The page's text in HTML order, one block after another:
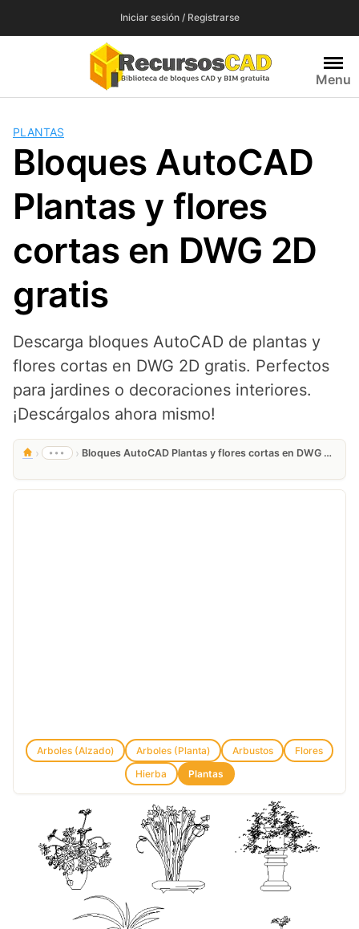
Iniciar sesión / Registrarse
Menu
PLANTAS
Bloques AutoCAD
Plantas y flores
cortas en DWG 2D
gratis
Descarga bloques AutoCAD de plantas y
flores cortas en DWG 2D gratis. Perfectos
para jardines o decoraciones interiores.
¡Descárgalos ahora mismo!
› ••• › Bloques AutoCAD Plantas y flores cortas en DWG 2D gratis
Arboles (Alzado) Arboles (Planta) Arbustos
Flores
Hierba
Plantas